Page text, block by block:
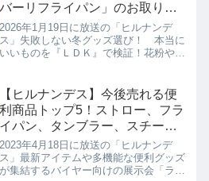
バーリフライパン」のお取り寄
せ
2026年1月19日に放送の「ヒルナンデ
ス」失敗しない冬グッズ選び！ 本当に
いいものを『ＬＤＫ』で検証！花粉や粒
つかないハンドクリームとは？焦げ付き
にくいフライパンNo...
【ヒルナンデス】今後売れる便
利商品トップ5！ストロー、フラ
イパン、タンブラー、スチーム
マスク
2023年4月18日に放送の「ヒルナンデ
ス」最新アイテムや多機能な便利グッズ
が集結するバイヤー向けの展示会「ライ